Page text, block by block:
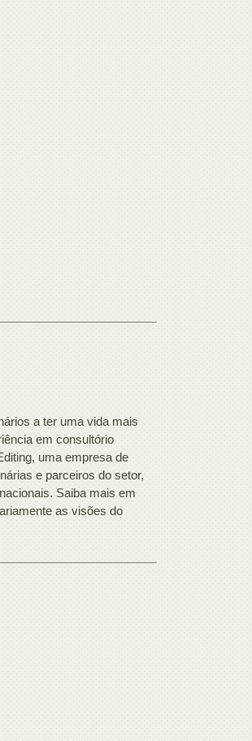
a ter uma vida mais
em consultório
uma empresa de
e parceiros do setor,
Saiba mais em
as visões do